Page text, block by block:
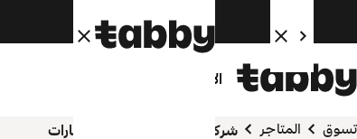
الأفراد
تسوق المتاجر شركة ار بي رينت لتأجير السيارات